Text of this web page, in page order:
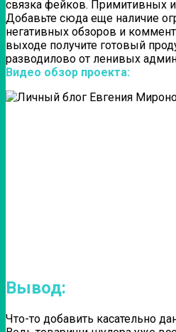
связка фейков. Примитивных
Добавьте сюда еще наличие
негативных обзоров и
выходе получите готовый
разводилово от ленивых
Видео обзор проекта:
Вывод:
Что-то добавить касательно